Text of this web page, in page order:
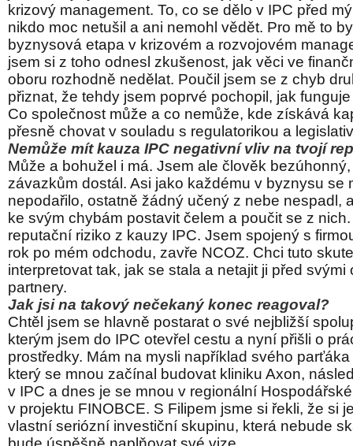
krizový management. To, co se dělo v IPC před
nikdo moc netušil a ani nemohl vědět. Pro mě to
byznysová etapa v krizovém a rozvojovém
jsem si z toho odnesl zkušenost, jak věci ve
oboru rozhodně nedělat. Poučil jsem se z chyb
přiznat, že tehdy jsem poprvé pochopil, jak
Co společnost může a co nemůže, kde získává
přesně chovat v souladu s regulatorikou a
Nemůže mít kauza IPC negativní vliv na tvojí
Může a bohužel i má. Jsem ale člověk
závazkům dostál. Asi jako každému v byznysu se
nepodařilo, ostatně žádný učený z nebe nespadl,
ke svým chybám postavit čelem a poučit se z
reputační riziko z kauzy IPC. Jsem spojený s
rok po mém odchodu, zavře NCOZ. Chci tuto
interpretovat tak, jak se stala a netajit ji před svými
partnery.
Jak jsi na takový nečekaný konec reagoval?
Chtěl jsem se hlavně postarat o své nejbližší
kterým jsem do IPC otevřel cestu a nyní přišli o
prostředky. Mám na mysli například svého
který se mnou začínal budovat kliniku Axon,
v IPC a dnes je se mnou v regionální
v projektu FINOBCE. S Filipem jsme si řekli, že si
vlastní seriózní investiční skupinu, která nebude